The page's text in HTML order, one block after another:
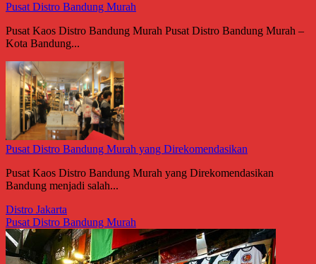
Pusat Distro Bandung Murah
Pusat Kaos Distro Bandung Murah Pusat Distro Bandung Murah –
Kota Bandung...
Pusat Distro Bandung Murah yang Direkomendasikan
Pusat Kaos Distro Bandung Murah yang Direkomendasikan
Bandung menjadi salah...
Distro Jakarta
Pusat Distro Bandung Murah